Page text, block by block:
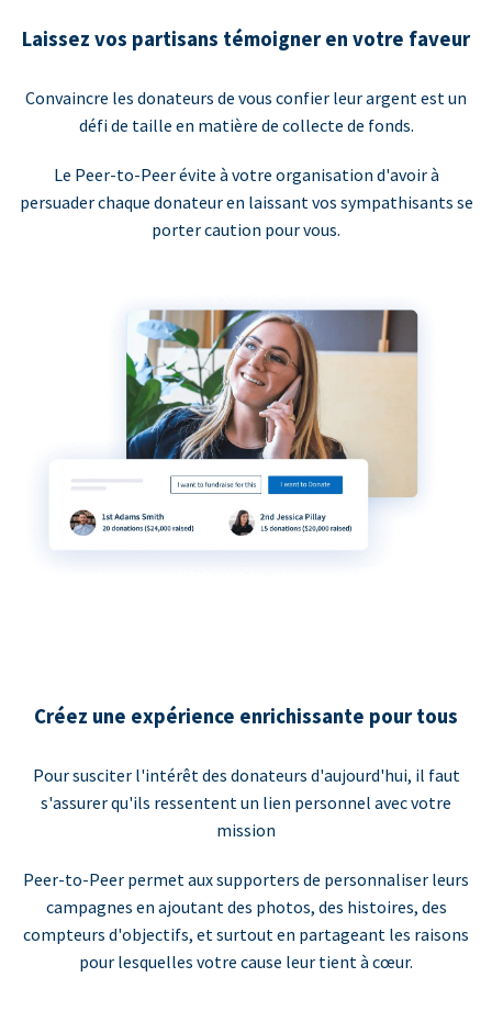
Laissez vos partisans témoigner en votre faveur
Convaincre les donateurs de vous confier leur argent est un
défi de taille en matière de collecte de fonds.
Le Peer-to-Peer évite à votre organisation d'avoir à
persuader chaque donateur en laissant vos sympathisants se
porter caution pour vous.
Créez une expérience enrichissante pour tous
Pour susciter l'intérêt des donateurs d'aujourd'hui, il faut
s'assurer qu'ils ressentent un lien personnel avec votre
mission
Peer-to-Peer permet aux supporters de personnaliser leurs
campagnes en ajoutant des photos, des histoires, des
compteurs d'objectifs, et surtout en partageant les raisons
pour lesquelles votre cause leur tient à cœur.